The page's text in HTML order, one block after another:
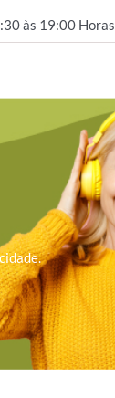
às 19:00 Horas